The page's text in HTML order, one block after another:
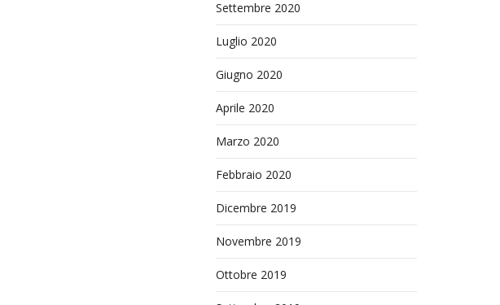
Settembre 2020
Luglio 2020
Giugno 2020
Aprile 2020
Marzo 2020
Febbraio 2020
Dicembre 2019
Novembre 2019
Ottobre 2019